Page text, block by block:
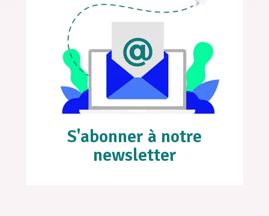
S'abonner à notre
newsletter